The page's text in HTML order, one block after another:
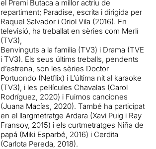
el Premi Butaca a millor actriu de
repartiment; Paradise, escrita i dirigida per
Raquel Salvador i Oriol Vila (2016). En
televisió, ha treballat en sèries com Merlí
(TV3),
Benvinguts a la família (TV3) i Drama (TVE
i TV3). Els seus últims treballs, pendents
d’estrena, son les sèries Doctor
Portuondo (Netflix) i L’última nit al karaoke
(TV3), i les pel·lícules Chavalas (Carol
Rodríguez, 2020) i Fuimos canciones
(Juana Macías, 2020). També ha participat
en el llargmetratge Ardara (Xavi Puig i Ray
Fransoy, 2015) i els curtmetratges Niña de
papá (Miki Esparbé, 2016) i Cerdita
(Carlota Pereda, 2018).